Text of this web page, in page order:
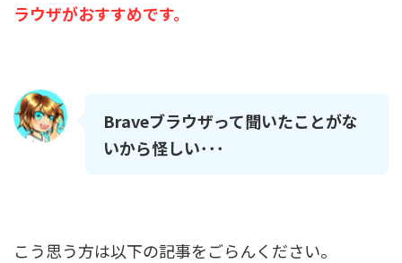
ラウザがおすすめです。
Braveブラウザって聞いたことがな
いから怪しい･･･
こう思う方は以下の記事をごらんください。